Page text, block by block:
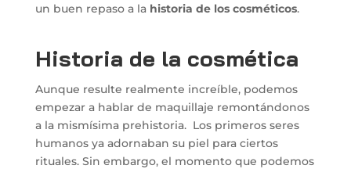
un buen repaso a la historia de los cosméticos.
Historia de la cosmética
Aunque resulte realmente increíble, podemos
empezar a hablar de maquillaje remontándonos
a la mismísima prehistoria. Los primeros seres
humanos ya adornaban su piel para ciertos
rituales. Sin embargo, el momento que podemos